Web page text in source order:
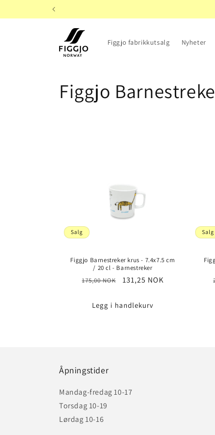
innholdet
Figgjo fabrikkutsalg Nyheter
S
g
Figgjo
Salg
Figgjo Barnestreker krus - 7.4x7.5 cm
/ 20 cl - Barnestreker
Vanlig
175,00 NOK Salgspris
131,25 NOK
Legg i handlekurv
Salg
Åpningstider
Mandag-fredag 10-17
Torsdag 10-19
Lørdag 10-16